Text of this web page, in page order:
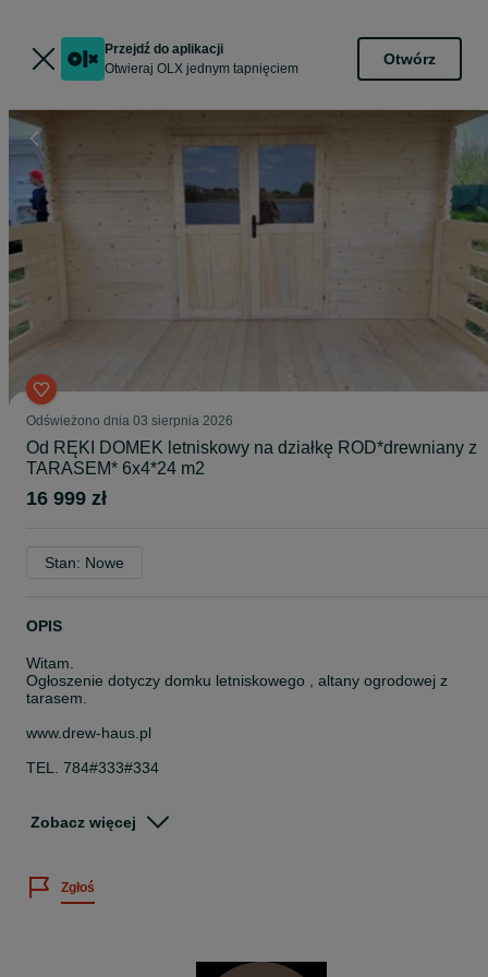
Przejdź do aplikacji
Otwieraj OLX jednym tapnięciem
Otwórz
Odświeżono dnia 03 sierpnia 2026
Od RĘKI DOMEK letniskowy na działkę ROD*drewniany z
TARASEM* 6x4*24 m2
16 999 zł
Stan: Nowe
OPIS
Witam.
Ogłoszenie dotyczy domku letniskowego , altany ogrodowej z
tarasem.
www.drew-haus.pl
TEL. 784#333#334
Cena obejmuje kompletny domek:
- deski dachowe domek + taras
Zobacz więcej
Zgłoś